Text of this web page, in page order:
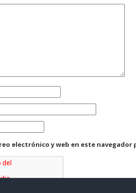
electrónico y web en este navegador